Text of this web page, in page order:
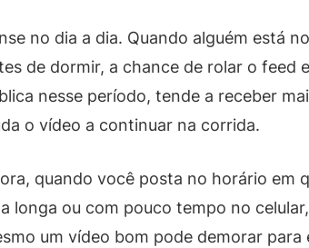
no dia a dia. Quando alguém está
de dormir, a chance de rolar o feed
nesse período, tende a receber
o vídeo a continuar na corrida.
quando você posta no horário em
longa ou com pouco tempo no
um vídeo bom pode demorar para